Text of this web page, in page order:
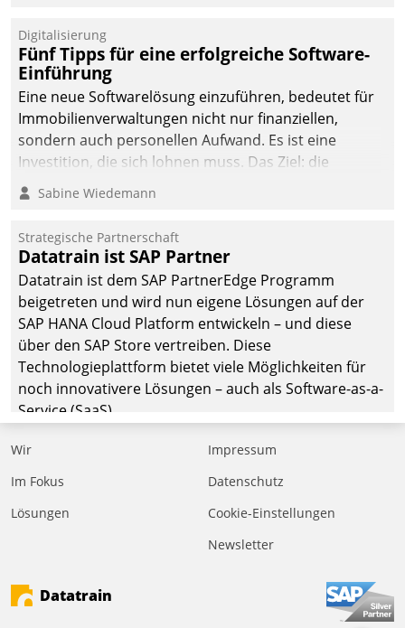
Digitalisierung
Fünf Tipps für eine erfolgreiche Software-
Einführung
Eine neue Softwarelösung einzuführen, bedeutet für
Immobilienverwaltungen nicht nur finanziellen,
sondern auch personellen Aufwand. Es ist eine
Investition, die sich lohnen muss. Das Ziel: die
nachhaltige Optimierung der Geschäftsabläufe. Damit
dieses Ziel erreicht wird, sollten einige Grundregeln
Sabine Wiedemann
Strategische Partnerschaft
Datatrain ist SAP Partner
Datatrain ist dem SAP PartnerEdge Programm
beigetreten und wird nun eigene Lösungen auf der
SAP HANA Cloud Platform entwickeln – und diese
über den SAP Store vertreiben. Diese
Technologieplattform bietet viele Möglichkeiten für
noch innovativere Lösungen – auch als Software-as-a-
Service (SaaS).
Wir
Im Fokus
Lösungen
Impressum
Datenschutz
Cookie-Einstellungen
Newsletter
Datatrain